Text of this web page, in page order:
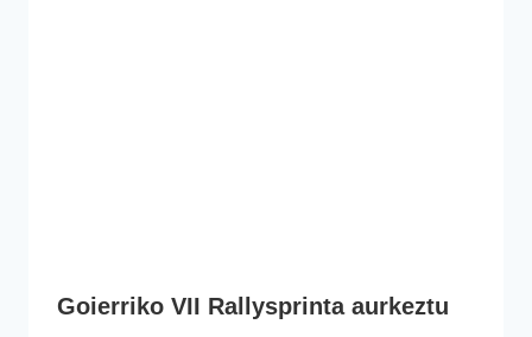
Goierriko VII Rallysprinta aurkeztu